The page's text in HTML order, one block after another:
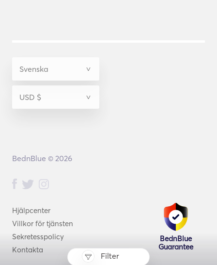
Filter
Hjälpcenter
Villkor för tjänsten
Sekretesspolicy
Kontakta
BednBlue
Guarantee
BednBlue © 2026